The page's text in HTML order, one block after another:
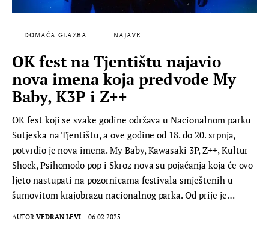
DOMAĆA GLAZBA NAJAVE
OK fest na Tjentištu najavio
nova imena koja predvode My
Baby, K3P i Z++
OK fest koji se svake godine održava u Nacionalnom parku
Sutjeska na Tjentištu, a ove godine od 18. do 20. srpnja,
potvrdio je nova imena. My Baby, Kawasaki 3P, Z++, Kultur
Shock, Psihomodo pop i Skroz nova su pojačanja koja će ovo
ljeto nastupati na pozornicama festivala smještenih u
šumovitom krajobrazu nacionalnog parka. Od prije je…
AUTOR VEDRAN LEVI 06.02.2025.